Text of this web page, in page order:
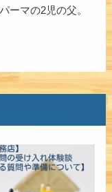
ーマの2児の父。